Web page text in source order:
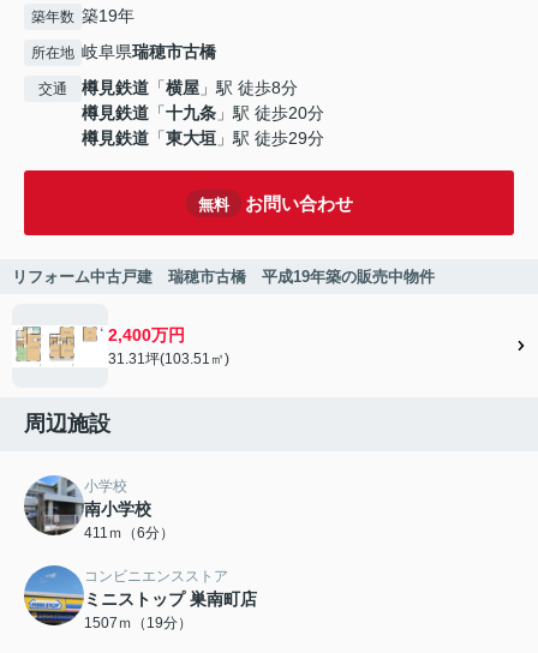
築年数 築19年
所在地 岐阜県瑞穂市古橋
交通 樽見鉄道 「横屋 」駅 徒歩8分
樽見鉄道 「十九条 」駅 徒歩20分
樽見鉄道 「東大垣 」駅 徒歩29分
無料 お問い合わせ
リフォーム中古戸建 瑞穂市古橋 平成19年築の販売中物件
2,400万円
31.31坪(103.51㎡)
周辺施設
小学校
南小学校
411ｍ（6分）
コンビニエンスストア
ミニストップ 巣南町店
1507ｍ（19分）